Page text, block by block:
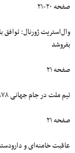
صفحه ۲۰-۲۱
وال‌استریت ژورنال:
بفروشد
صفحه ۲۱
تیم ملت در جام جهانی ۱۹۷۸ – فرید خلیفی
صفحه ۲۱
عاقبت خامنه‌ای و